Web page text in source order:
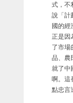
式，不
說「計
國的經
正是因
了市場
品、
就了中
啊。這
點忠言